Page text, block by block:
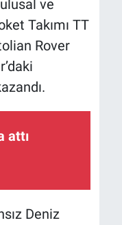
ve
Takımı TT
Rover
attı
Deniz